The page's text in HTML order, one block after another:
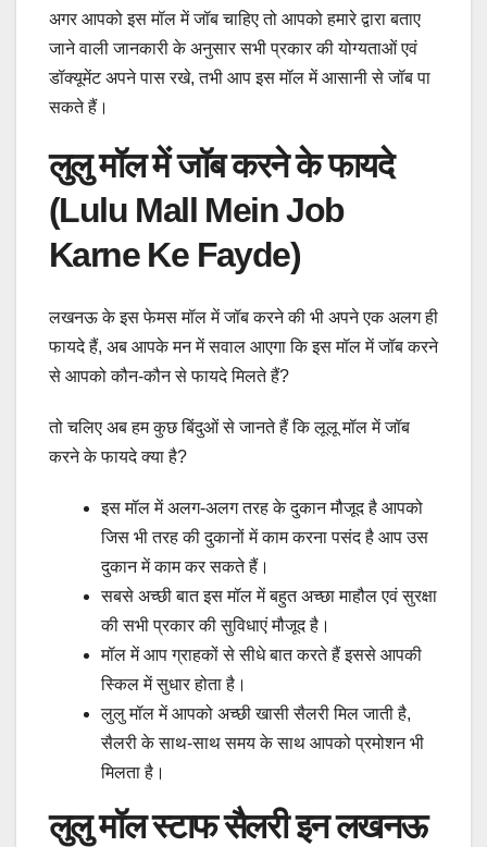
अगर आपको इस मॉल में जॉब चाहिए तो आपको हमारे द्वारा बताए
जाने वाली जानकारी के अनुसार सभी प्रकार की योग्यताओं एवं
डॉक्यूमेंट अपने पास रखे, तभी आप इस मॉल में आसानी से जॉब पा
सकते हैं।
लुलु मॉल में जॉब करने के फायदे
(Lulu Mall Mein Job
Karne Ke Fayde)
लखनऊ के इस फेमस मॉल में जॉब करने की भी अपने एक अलग ही
फायदे हैं, अब आपके मन में सवाल आएगा कि इस मॉल में जॉब करने
से आपको कौन-कौन से फायदे मिलते हैं?
तो चलिए अब हम कुछ बिंदुओं से जानते हैं कि लूलू मॉल में जॉब
करने के फायदे क्या है?
इस मॉल में अलग-अलग तरह के दुकान मौजूद है आपको
जिस भी तरह की दुकानों में काम करना पसंद है आप उस
दुकान में काम कर सकते हैं।
सबसे अच्छी बात इस मॉल में बहुत अच्छा माहौल एवं सुरक्षा
की सभी प्रकार की सुविधाएं मौजूद है।
मॉल में आप ग्राहकों से सीधे बात करते हैं इससे आपकी
स्किल में सुधार होता है।
लुलु मॉल में आपको अच्छी खासी सैलरी मिल जाती है,
सैलरी के साथ-साथ समय के साथ आपको प्रमोशन भी
मिलता है।
लुलु मॉल स्टाफ सैलरी इन लखनऊ